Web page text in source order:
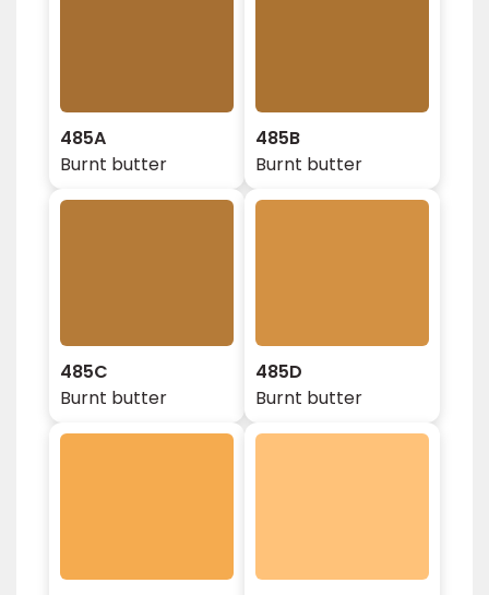
485A
Burnt butter
485B
Burnt butter
485C
Burnt butter
485D
Burnt butter